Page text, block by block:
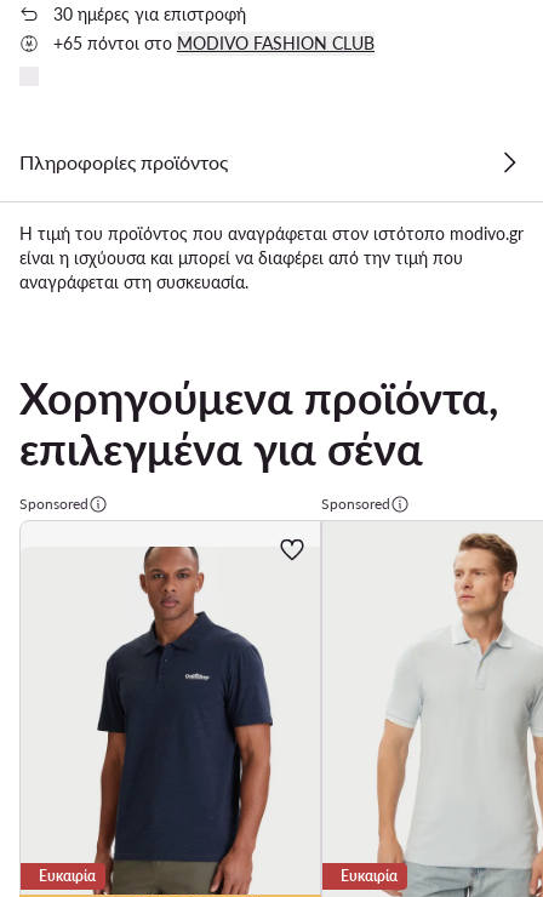
30 ημέρες για επιστροφή
+65 πόντοι στο MODIVO FASHION CLUB
Πληροφορίες προϊόντος
Η τιμή του προϊόντος που αναγράφεται στον ιστότοπο modivo.gr
είναι η ισχύουσα και μπορεί να διαφέρει από την τιμή που
αναγράφεται στη συσκευασία.
Χορηγούμενα προϊόντα,
επιλεγμένα για σένα
Sponsored
Ευκαιρία
Sponsored
Ευκαιρία